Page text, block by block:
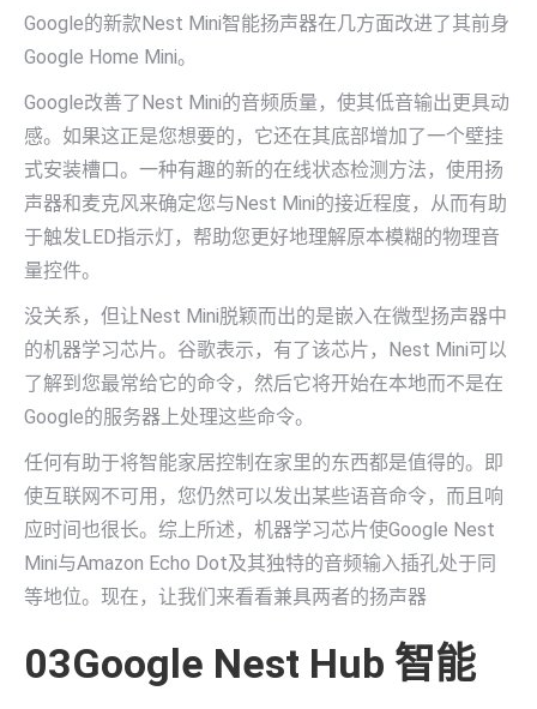
Google的新款Nest Mini智能扬声器在几方面改进了其前身
Google Home Mini。
Google改善了Nest Mini的音频质量，使其低音输出更具动
感。如果这正是您想要的，它还在其底部增加了一个壁挂
式安装槽口。一种有趣的新的在线状态检测方法，使用扬
声器和麦克风来确定您与Nest Mini的接近程度，从而有助
于触发LED指示灯，帮助您更好地理解原本模糊的物理音
量控件。
没关系，但让Nest Mini脱颖而出的是嵌入在微型扬声器中
的机器学习芯片。谷歌表示，有了该芯片，Nest Mini可以
了解到您最常给它的命令，然后它将开始在本地而不是在
Google的服务器上处理这些命令。
任何有助于将智能家居控制在家里的东西都是值得的。即
使互联网不可用，您仍然可以发出某些语音命令，而且响
应时间也很长。综上所述，机器学习芯片使Google Nest
Mini与Amazon Echo Dot及其独特的音频输入插孔处于同
等地位。现在，让我们来看看兼具两者的扬声器
03Google Nest Hub 智能